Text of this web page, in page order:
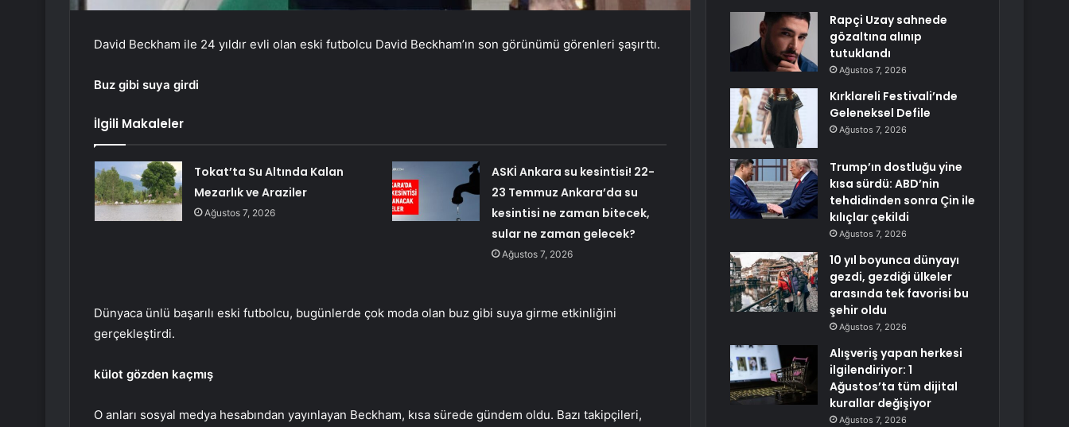
David Beckham ile 24 yıldır evli olan eski futbolcu David Beckham’ın son görünümü görenleri şaşırttı.
Buz gibi suya girdi
İlgili Makaleler
Tokat’ta Su Altında Kalan
Mezarlık ve Araziler
Ağustos 7, 2026
ASKİ Ankara su kesintisi! 22-
23 Temmuz Ankara’da su
kesintisi ne zaman bitecek,
sular ne zaman gelecek?
Ağustos 7, 2026
Dünyaca ünlü başarılı eski futbolcu, bugünlerde çok moda olan buz gibi suya girme etkinliğini
gerçekleştirdi.
külot gözden kaçmış
O anları sosyal medya hesabından yayınlayan Beckham, kısa sürede gündem oldu. Bazı takipçileri,
Rapçi Uzay sahnede
gözaltına alınıp
tutuklandı
Ağustos 7, 2026
Kırklareli Festivali’nde
Geleneksel Defile
Ağustos 7, 2026
Trump’ın dostluğu yine
kısa sürdü: ABD’nin
tehdidinden sonra Çin ile
kılıçlar çekildi
Ağustos 7, 2026
10 yıl boyunca dünyayı
gezdi, gezdiği ülkeler
arasında tek favorisi bu
şehir oldu
Ağustos 7, 2026
Alışveriş yapan herkesi
ilgilendiriyor: 1
Ağustos’ta tüm dijital
kurallar değişiyor
Ağustos 7, 2026